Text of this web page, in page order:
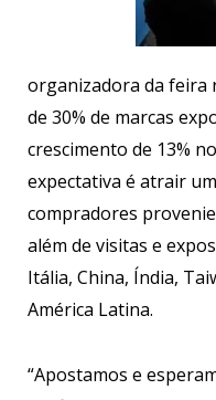
organizadora da feira
de 30% de marcas
crescimento de 13%
expectativa é atrair
compradores
além de visitas e
Itália, China, Índia,
América Latina.
“Apostamos e